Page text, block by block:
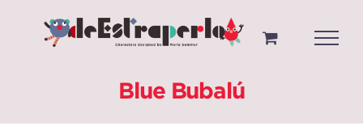
contenido
Blue Bubalú